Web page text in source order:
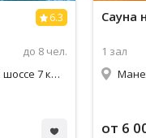
6.3
до 8 чел.
Махачкала-Сулак шоссе 7 км, 6/1
Сауна
1 зал
от 6